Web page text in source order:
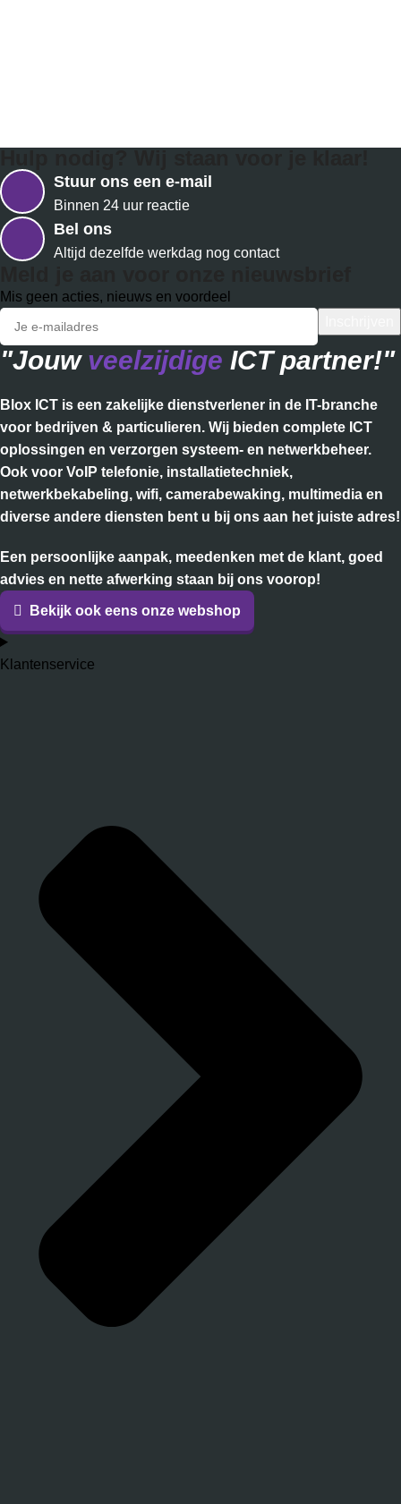
Stuur ons een e-mail
Binnen 24 uur reactie
Bel ons
Altijd dezelfde werkdag nog contact
Mis geen acties, nieuws en voordeel
"Jouw veelzijdige ICT partner!"
Blox ICT is een zakelijke dienstverlener in de IT-branche
voor bedrijven & particulieren. Wij bieden complete ICT
oplossingen en verzorgen systeem- en netwerkbeheer.
Ook voor VoIP telefonie, installatietechniek,
netwerkbekabeling, wifi, camerabewaking, multimedia en
diverse andere diensten bent u bij ons aan het juiste adres!
Een persoonlijke aanpak, meedenken met de klant, goed
advies en nette afwerking staan bij ons voorop!
Bekijk ook eens onze webshop
Klantenservice